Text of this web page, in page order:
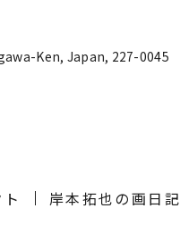
Ken, Japan, 227-0045
岸本拓也の画日記